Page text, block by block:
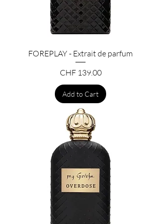
FOREPLAY - Extrait de parfum
Price
CHF 139.00
Add to Cart